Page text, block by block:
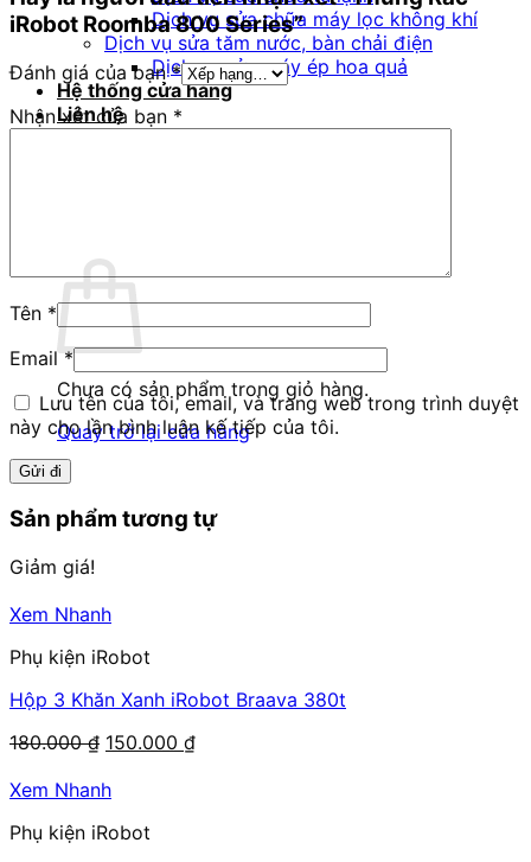
Dịch vụ sửa chữa máy lọc không khí
Dịch vụ sửa tăm nước, bàn chải điện
Dịch vụ sửa máy ép hoa quả
Hệ thống cửa hàng
Liên hệ
Chưa có sản phẩm trong giỏ hàng.
Quay trở lại cửa hàng
iRobot Roomba 800 Series”
Đánh giá của bạn*
Nhận xét của bạn *
Tên *
Email*
Lưu tên của tôi, email, và trang web trong trình duyệt
này cho lần bình luận kế tiếp của tôi.
Sản phẩm tương tự
Giảm giá!
Xem Nhanh
Phụ kiện iRobot
Hộp 3 Khăn Xanh iRobot Braava 380t
180.000₫ Giá
là:
150.000 ₫Giá
Xem Nhanh
Phụ kiện iRobot